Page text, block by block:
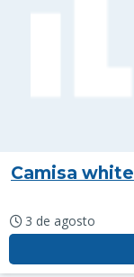
Camisa white
3 de agosto